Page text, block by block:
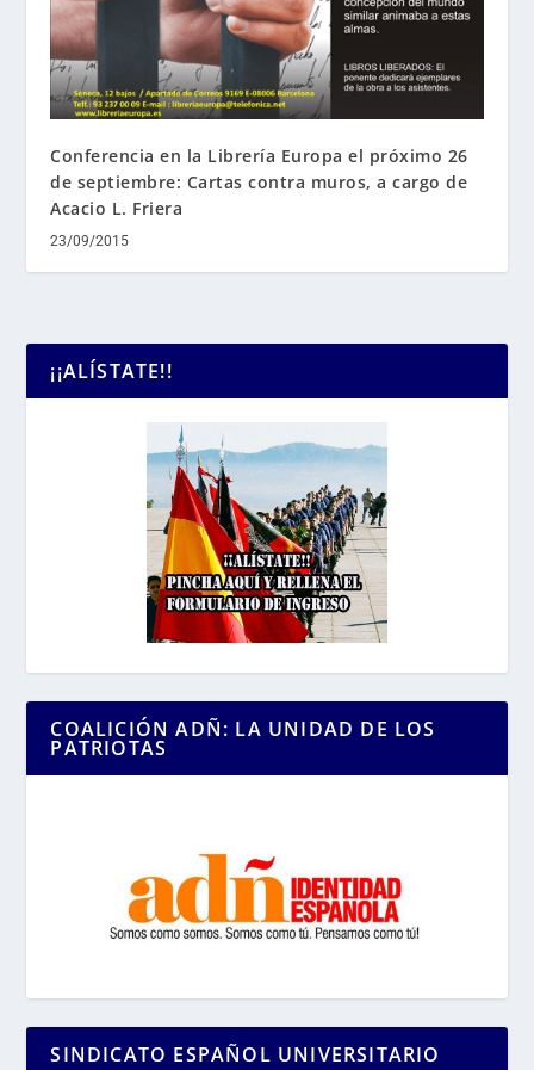
Conferencia en la Librería Europa el próximo 26
de septiembre: Cartas contra muros, a cargo de
Acacio L. Friera
23/09/2015
¡¡ALÍSTATE!!
COALICIÓN ADÑ: LA UNIDAD DE LOS
PATRIOTAS
SINDICATO ESPAÑOL UNIVERSITARIO